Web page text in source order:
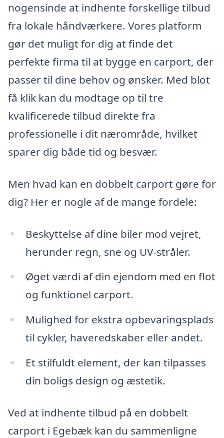
nogensinde at indhente forskellige tilbud
fra lokale håndværkere. Vores platform
gør det muligt for dig at finde det
perfekte firma til at bygge en carport, der
passer til dine behov og ønsker. Med blot
få klik kan du modtage op til tre
kvalificerede tilbud direkte fra
professionelle i dit nærområde, hvilket
sparer dig både tid og besvær.
Men hvad kan en dobbelt carport gøre for
dig? Her er nogle af de mange fordele:
Beskyttelse af dine biler mod vejret,
herunder regn, sne og UV-stråler.
Øget værdi af din ejendom med en flot
og funktionel carport.
Mulighed for ekstra opbevaringsplads
til cykler, haveredskaber eller andet.
Et stilfuldt element, der kan tilpasses
din boligs design og æstetik.
Ved at indhente tilbud på en dobbelt
carport i Egebæk kan du sammenligne